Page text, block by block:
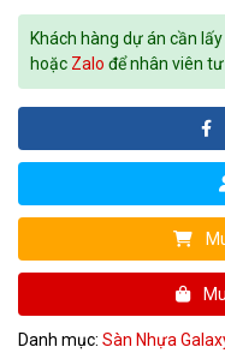
Khách hàng dự án cần
hoặc Zalo để nhân viên
Danh mục: Sàn Nhựa